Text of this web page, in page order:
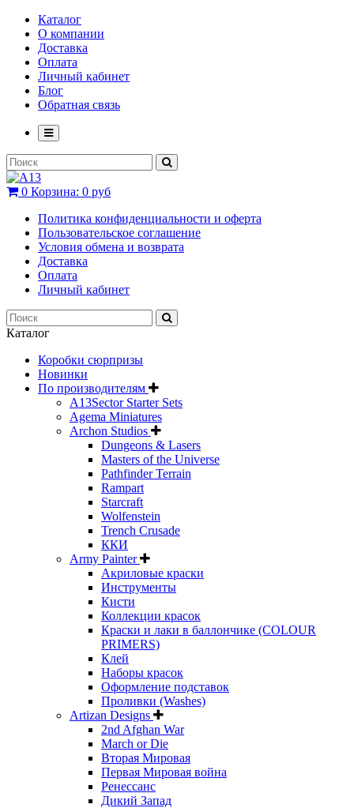
Каталог
О компании
Доставка
Оплата
Личный кабинет
Блог
Обратная связь
0 Корзина: 0 руб
Политика конфиденциальности и оферта
Пользовательское соглашение
Условия обмена и возврата
Доставка
Оплата
Личный кабинет
Каталог
Коробки сюрпризы
Новинки
По производителям
A13Sector Starter Sets
Agema Miniatures
Archon Studios
Dungeons & Lasers
Masters of the Universe
Pathfinder Terrain
Rampart
Starcraft
Wolfenstein
Trench Crusade
ККИ
Army Painter
Акриловые краски
Инструменты
Кисти
Коллекции красок
Краски и лаки в баллончике (COLOUR
PRIMERS)
Клей
Наборы красок
Оформление подставок
Проливки (Washes)
Artizan Designs
2nd Afghan War
March or Die
Вторая Мировая
Первая Мировая война
Ренессанс
Дикий Запад